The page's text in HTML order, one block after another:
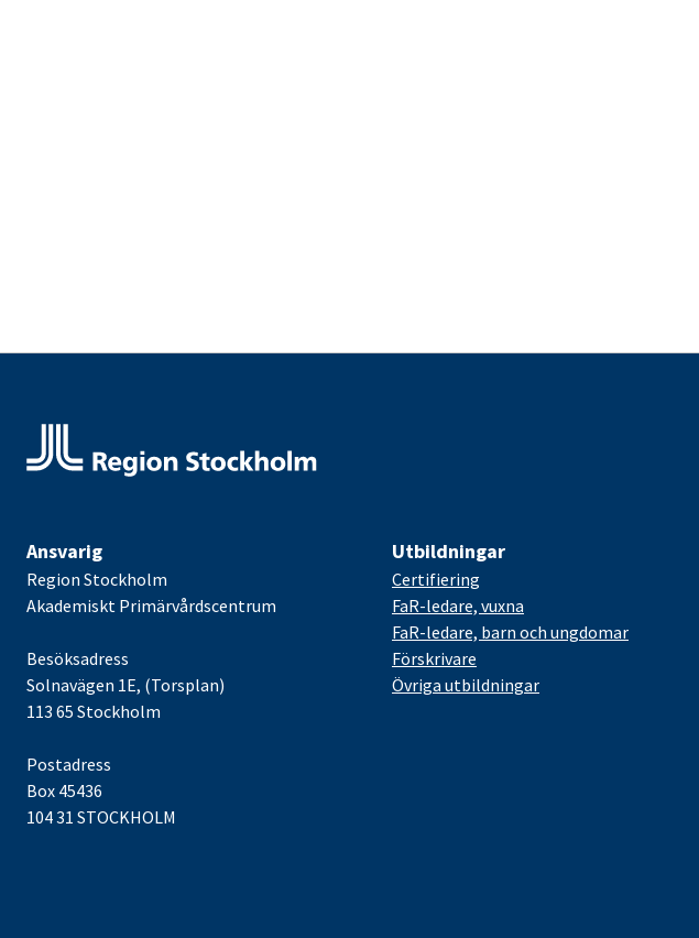
Ansvarig
Region Stockholm
Akademiskt Primärvårdscentrum
Besöksadress
Solnavägen 1E, (Torsplan)
113 65 Stockholm
Postadress
Box 45436
104 31 STOCKHOLM
Utbildningar
Certifiering
FaR-ledare, vuxna
FaR-ledare, barn och ungdomar
Förskrivare
Övriga utbildningar